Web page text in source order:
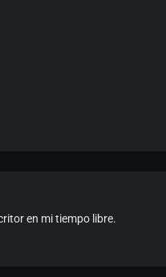
en mi tiempo libre.